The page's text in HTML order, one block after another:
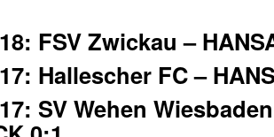
FSV Zwickau –
Hallescher FC –
SV Wehen